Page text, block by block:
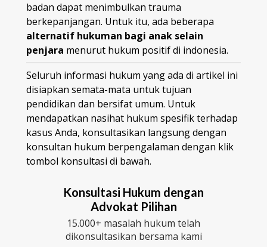
badan dapat menimbulkan trauma
berkepanjangan. Untuk itu, ada beberapa
alternatif hukuman bagi anak selain
penjara menurut hukum positif di indonesia.
Seluruh informasi hukum yang ada di artikel ini
disiapkan semata-mata untuk tujuan
pendidikan dan bersifat umum. Untuk
mendapatkan nasihat hukum spesifik terhadap
kasus Anda, konsultasikan langsung dengan
konsultan hukum berpengalaman dengan klik
tombol konsultasi di bawah.
Konsultasi Hukum dengan
Advokat Pilihan
15.000+ masalah hukum telah
dikonsultasikan bersama kami